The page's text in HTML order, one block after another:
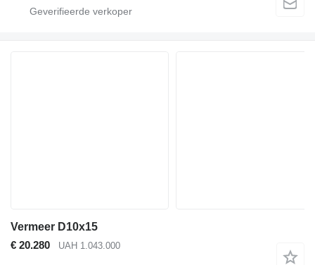
Vermeer D10x15
€ 20.280
UAH 1.043.000